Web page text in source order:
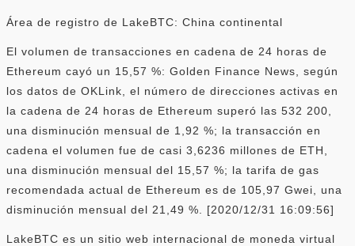
Área de registro de LakeBTC: China continental
El volumen de transacciones en cadena de 24 horas de
Ethereum cayó un 15,57 %: Golden Finance News, según
los datos de OKLink, el número de direcciones activas en
la cadena de 24 horas de Ethereum superó las 532 200,
una disminución mensual de 1,92 %; la transacción en
cadena el volumen fue de casi 3,6236 millones de ETH,
una disminución mensual del 15,57 %; la tarifa de gas
recomendada actual de Ethereum es de 105,97 Gwei, una
disminución mensual del 21,49 %. [2020/12/31 16:09:56]
LakeBTC es un sitio web internacional de moneda virtual